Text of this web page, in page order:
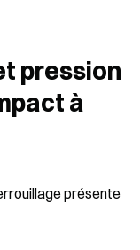
pression
à
présente